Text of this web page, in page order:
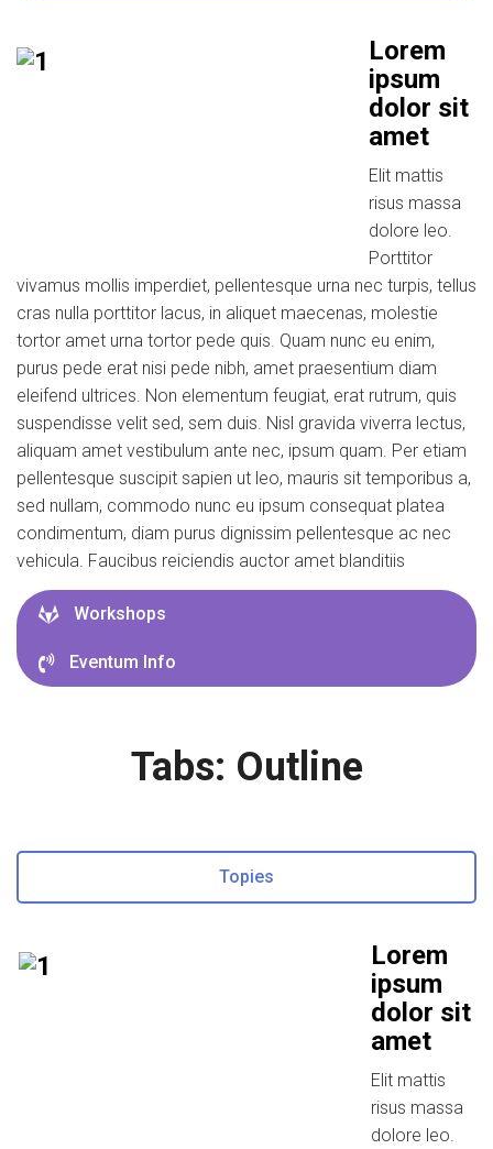
Lorem
ipsum
dolor sit
amet
Elit mattis
risus massa
dolore leo.
Porttitor
vivamus mollis imperdiet, pellentesque urna nec turpis, tellus
cras nulla porttitor lacus, in aliquet maecenas, molestie
tortor amet urna tortor pede quis. Quam nunc eu enim,
purus pede erat nisi pede nibh, amet praesentium diam
eleifend ultrices. Non elementum feugiat, erat rutrum, quis
suspendisse velit sed, sem duis. Nisl gravida viverra lectus,
aliquam amet vestibulum ante nec, ipsum quam. Per etiam
pellentesque suscipit sapien ut leo, mauris sit temporibus a,
sed nullam, commodo nunc eu ipsum consequat platea
condimentum, diam purus dignissim pellentesque ac nec
vehicula. Faucibus reiciendis auctor amet blanditiis
Workshops
Eventum Info
Tabs: Outline
Topies
Lorem
ipsum
dolor sit
amet
Elit mattis
risus massa
dolore leo.